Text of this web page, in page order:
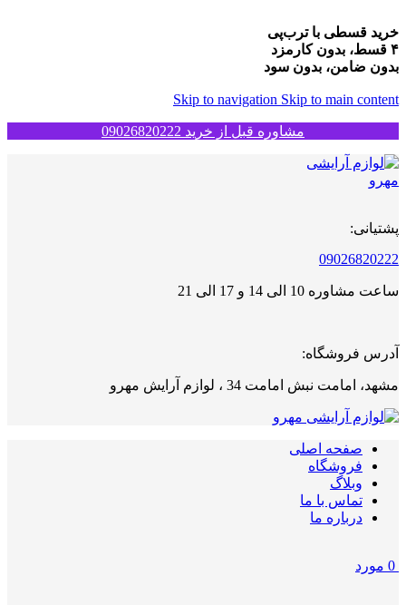
خرید قسطی با ترب‌پی
۴ قسط، بدون کارمزد
بدون ضامن، بدون سود
Skip to navigation Skip to main content
مشاوره قبل از خرید 09026820222
پشتیانی:
09026820222
ساعت مشاوره 10 الی 14 و 17 الی 21
آدرس فروشگاه:
مشهد، امامت نبش امامت 34 ، لوازم آرایش مهرو
صفحه اصلی
فروشگاه
وبلاگ
تماس با ما
درباره ما
0 مورد